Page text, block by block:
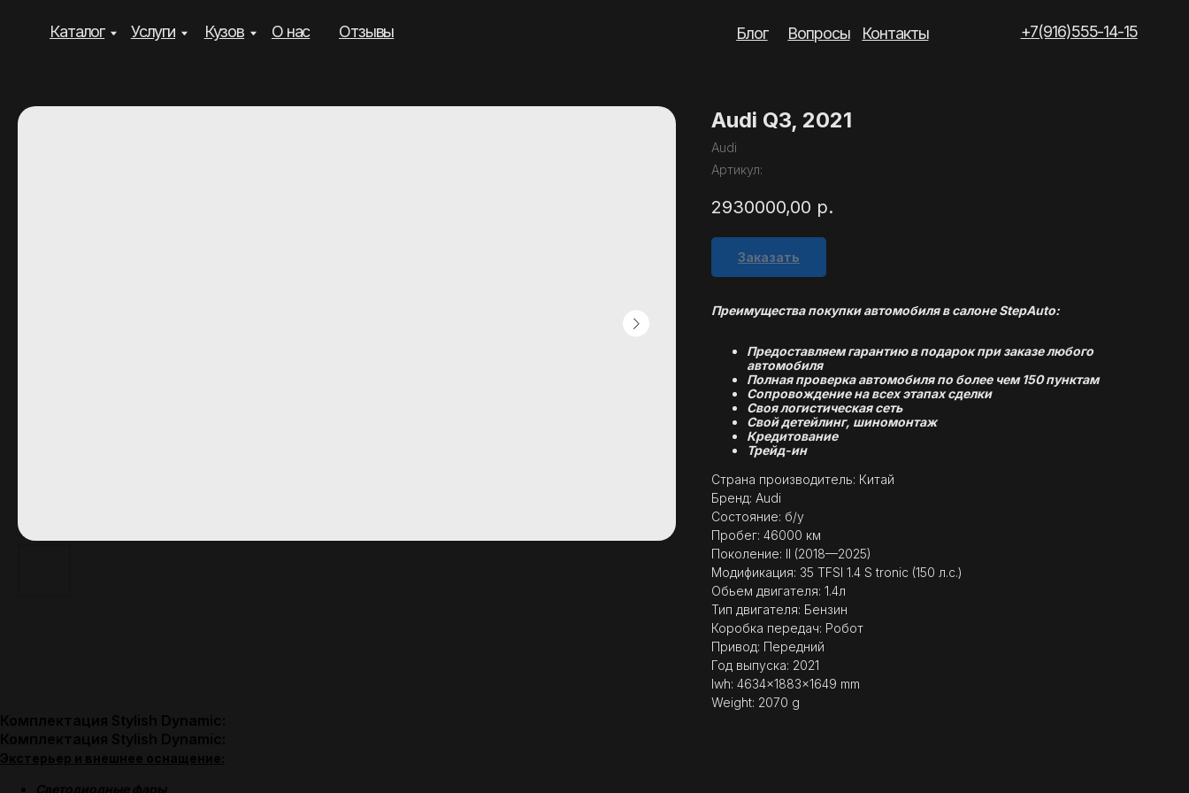
+7(916)555-14-15
Контакты
Вопросы
Каталог Услуги Кузов О нас Отзывы
Audi Q3, 2021
Audi
Артикул:
2930000,00 р.
Заказать
Преимущества покупки автомобиля в салоне StepAuto:
Предоставляем гарантию в подарок при заказе любого
автомобиля
Полная проверка автомобиля по более чем 150 пунктам
Сопровождение на всех этапах сделки
Своя логистическая сеть
Свой детейлинг, шиномонтаж
Кредитование
Трейд-ин
Страна производитель: Китай
Бренд: Audi
Состояние: б/у
Пробег: 46000 км
Поколение: II (2018—2025)
Модификация: 35 TFSI 1.4 S tronic (150 л.с.)
Обьем двигателя: 1.4л
Тип двигателя: Бензин
Коробка передач: Робот
Привод: Передний
Год выпуска: 2021
lwh: 4634x1883x1649 mm
Weight: 2070 g